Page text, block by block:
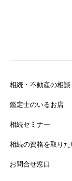
相続・不動産の相談
鑑定士のいるお店
相続セミナー
相続の資格を取りた
お問合せ窓口